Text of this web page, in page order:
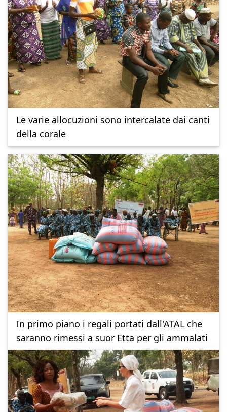
Le varie allocuzioni sono intercalate dai canti
della corale
In primo piano i regali portati dall'ATAL che
saranno rimessi a suor Etta per gli ammalati